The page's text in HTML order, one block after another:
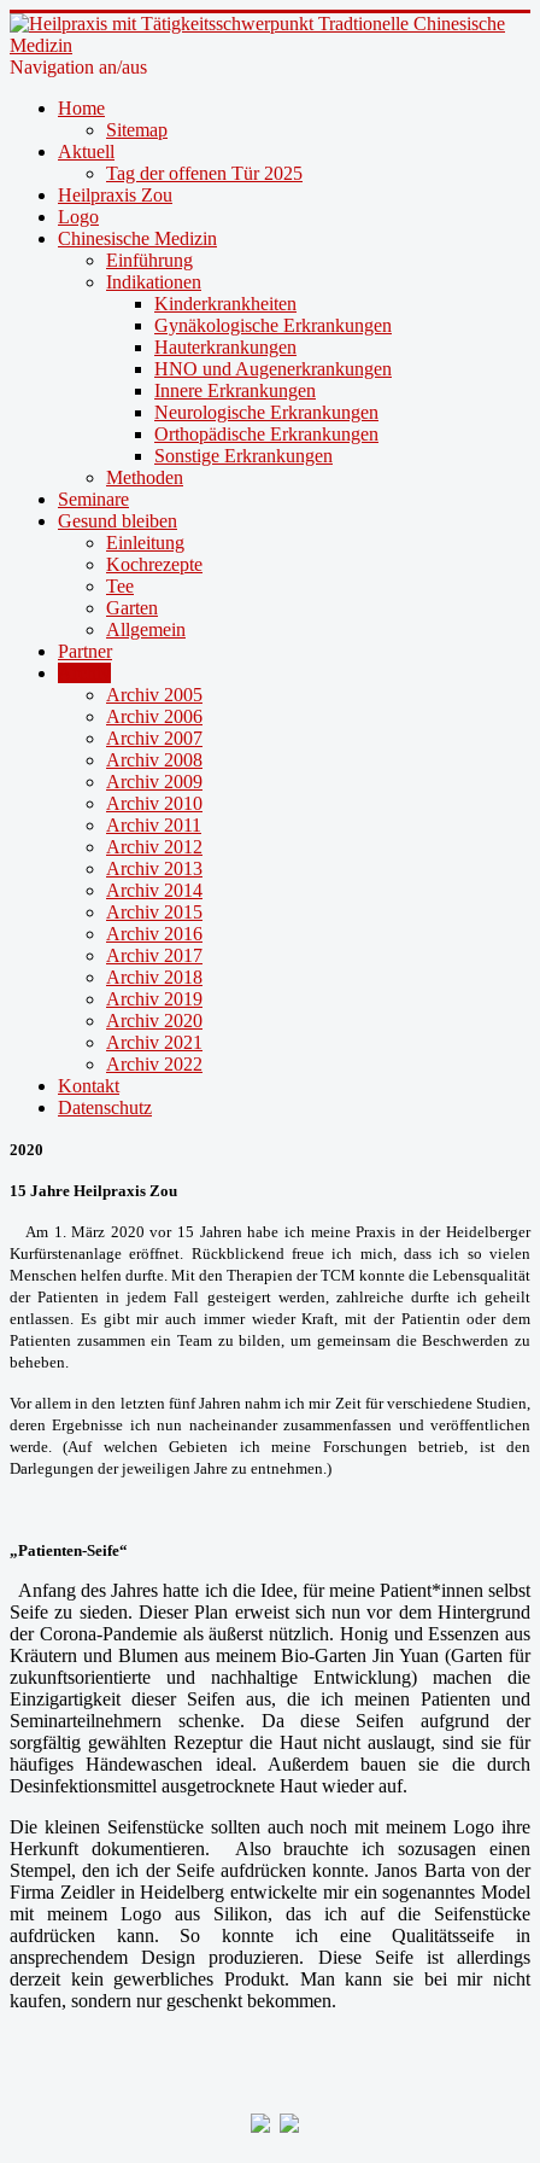
Navigation an/aus
Home
Sitemap
Aktuell
Tag der offenen Tür 2025
Heilpraxis Zou
Logo
Chinesische Medizin
Einführung
Indikationen
Kinderkrankheiten
Gynäkologische Erkrankungen
Hauterkrankungen
HNO und Augenerkrankungen
Innere Erkrankungen
Neurologische Erkrankungen
Orthopädische Erkrankungen
Sonstige Erkrankungen
Methoden
Seminare
Gesund bleiben
Einleitung
Kochrezepte
Tee
Garten
Allgemein
Partner
Archiv 2005
Archiv 2006
Archiv 2007
Archiv 2008
Archiv 2009
Archiv 2010
Archiv 2011
Archiv 2012
Archiv 2013
Archiv 2014
Archiv 2015
Archiv 2016
Archiv 2017
Archiv 2018
Archiv 2019
Archiv 2020
Archiv 2021
Archiv 2022
Kontakt
Datenschutz
2020
15 Jahre Heilpraxis Zou
Am 1. März 2020 vor 15 Jahren habe ich meine Praxis in der Heidelberger
Kurfürstenanlage eröffnet. Rückblickend freue ich mich, dass ich so vielen
Menschen helfen durfte. Mit den Therapien der TCM konnte die Lebensqualität
der Patienten in jedem Fall gesteigert werden, zahlreiche durfte ich geheilt
entlassen. Es gibt mir auch immer wieder Kraft, mit der Patientin oder dem
Patienten zusammen ein Team zu bilden, um gemeinsam die Beschwerden zu
beheben.
Vor allem in den letzten fünf Jahren nahm ich mir Zeit für verschiedene Studien,
deren Ergebnisse ich nun nacheinander zusammenfassen und veröffentlichen
werde. (Auf welchen Gebieten ich meine Forschungen betrieb, ist den
Darlegungen der jeweiligen Jahre zu entnehmen.)
„Patienten-Seife“
Anfang des Jahres hatte ich die Idee, für meine Patient*innen selbst
Seife zu sieden. Dieser Plan erweist sich nun vor dem Hintergrund
der Corona-Pandemie als äußerst nützlich. Honig und Essenzen aus
Kräutern und Blumen aus meinem Bio-Garten Jin Yuan (Garten für
zukunftsorientierte und nachhaltige Entwicklung) machen die
Einzigartigkeit dieser Seifen aus, die ich meinen Patienten und
Seminarteilnehmern schenke. Da diese Seifen aufgrund der
sorgfältig gewählten Rezeptur die Haut nicht auslaugt, sind sie für
häufiges Händewaschen ideal. Außerdem bauen sie die durch
Desinfektionsmittel ausgetrocknete Haut wieder auf.
Die kleinen Seifenstücke sollten auch noch mit meinem Logo ihre
Herkunft dokumentieren. Also brauchte ich sozusagen einen
Stempel, den ich der Seife aufdrücken konnte. Janos Barta von der
Firma Zeidler in Heidelberg entwickelte mir ein sogenanntes Model
mit meinem Logo aus Silikon, das ich auf die Seifenstücke
aufdrücken kann. So konnte ich eine Qualitätsseife in
ansprechendem Design produzieren. Diese Seife ist allerdings
derzeit kein gewerbliches Produkt. Man kann sie bei mir nicht
kaufen, sondern nur geschenkt bekommen.